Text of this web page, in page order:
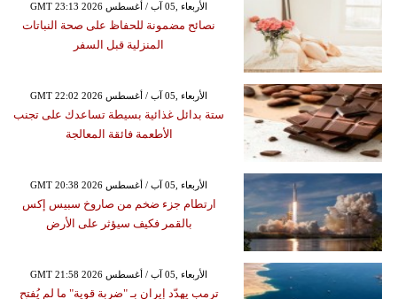
GMT 23:13 2026 الأربعاء ,05 آب / أغسطس
نصائح مضمونة للحفاظ على صحة النباتات
المنزلية قبل السفر
GMT 22:02 2026 الأربعاء ,05 آب / أغسطس
ستة بدائل غذائية بسيطة تساعدك على تجنب
الأطعمة فائقة المعالجة
GMT 20:38 2026 الأربعاء ,05 آب / أغسطس
ارتطام جزء ضخم من صاروخ سبيس إكس
بالقمر فكيف سيؤثر على الأرض
GMT 21:58 2026 الأربعاء ,05 آب / أغسطس
ترمب يهدّد إيران بـ "ضربة قوية" ما لم يُفتح